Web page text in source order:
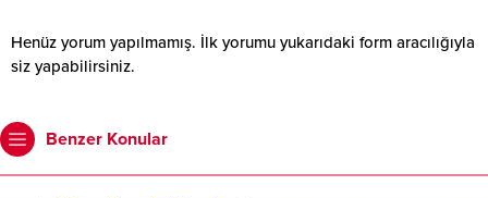
Henüz yorum yapılmamış. İlk yorumu yukarıdaki form aracılığıyla
siz yapabilirsiniz.
Benzer Konular